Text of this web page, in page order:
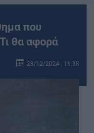
που
θα αφορά
28/12/2024 - 19:38